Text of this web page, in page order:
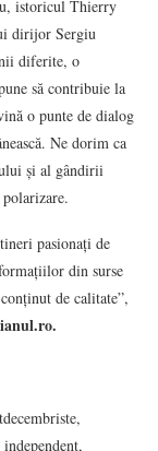
istoricul Thierry
dirijor Sergiu
diferite, o
să contribuie la
o punte de dialog
Ne dorim ca
și al gândirii
pasionați de
din surse
de calitate”,